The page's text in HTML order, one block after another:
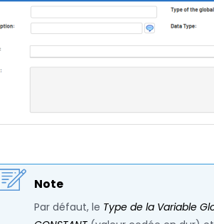
Note
Par défaut, le Type de la Variable